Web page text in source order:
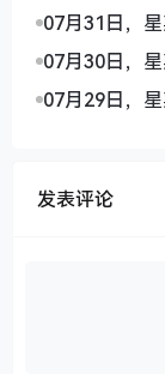
07月31日，
07月30日，
07月29日，
发表评论